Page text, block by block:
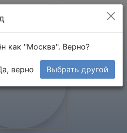
как "Москва". Верно?
верно Выбрать другой